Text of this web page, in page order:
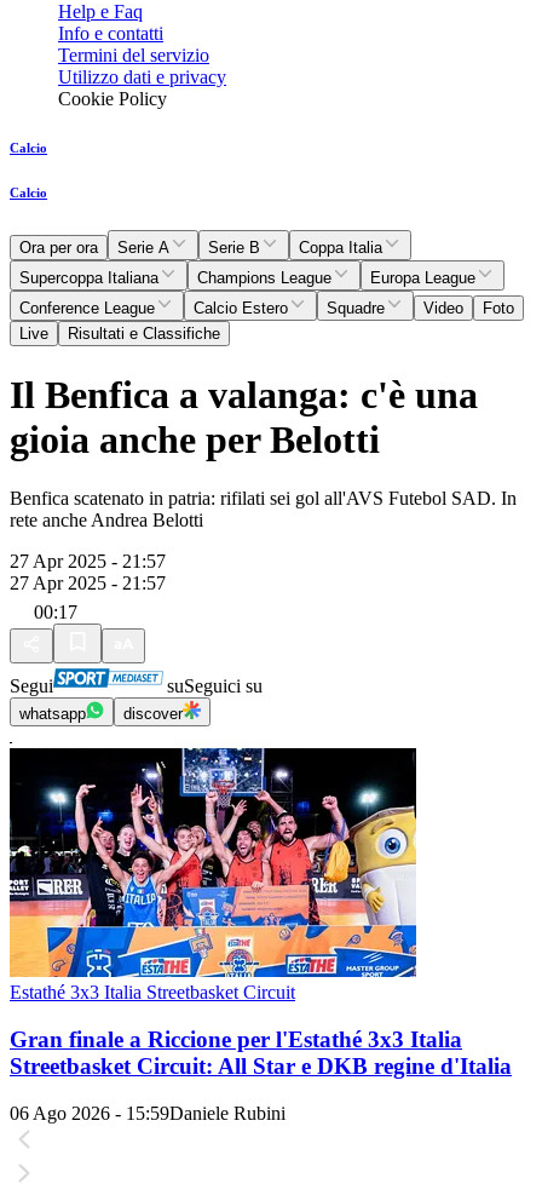
Help e Faq
Info e contatti
Termini del servizio
Utilizzo dati e privacy
Cookie Policy
Calcio
Calcio
Ora per ora Serie A Serie B
Coppa Italia
Supercoppa Italiana
Champions League
Europa League
Conference League
Calcio Estero Squadre Video
Foto
Live
Risultati e Classifiche
Il Benfica a valanga: c'è una
gioia anche per Belotti
Benfica scatenato in patria: rifilati sei gol all'AVS Futebol SAD. In
rete anche Andrea Belotti
27 Apr 2025 - 21:57
27 Apr 2025 - 21:57
00:17
Segui suSeguici su
whatsapp discover
Estathé 3x3 Italia Streetbasket Circuit
Gran finale a Riccione per l'Estathé 3x3 Italia
Streetbasket Circuit: All Star e DKB regine d'Italia
06 Ago 2026 - 15:59Daniele Rubini